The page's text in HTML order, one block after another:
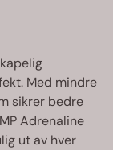
Med mindre
sikrer bedre
Adrenaline
ut av hver